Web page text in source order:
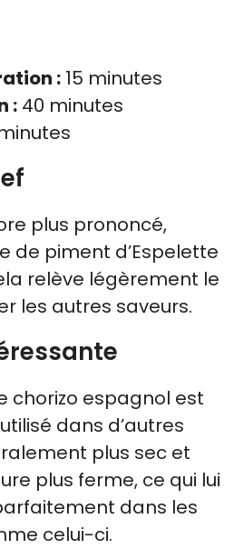
: 15 minutes
: 40 minutes
plus prononcé,
de piment d’Espelette
relève légèrement le
les autres saveurs.
chorizo espagnol est
dans d’autres
plus sec et
plus ferme, ce qui lui
dans les
celui-ci.